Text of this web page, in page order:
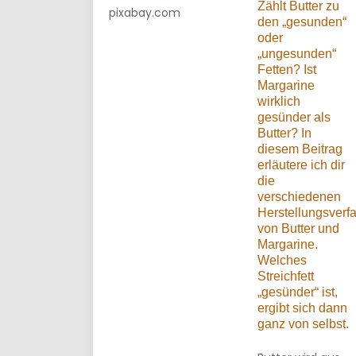
pixabay.com
Zählt Butter zu
den „gesunden“
oder
„ungesunden“
Fetten? Ist
Margarine
wirklich
gesünder als
Butter? In
diesem Beitrag
erläutere ich dir
die
verschiedenen
von Butter und
Margarine.
Welches
Streichfett
„gesünder“ ist,
ergibt sich dann
ganz von selbst.